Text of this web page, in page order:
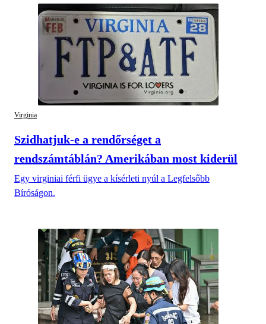
Virginia
Szidhatjuk-e a rendőrséget a
rendszámtáblán? Amerikában most kiderül
Egy virginiai férfi ügye a kísérleti nyúl a Legfelsőbb
Bíróságon.